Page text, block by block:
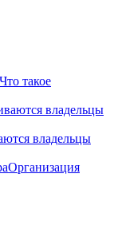
Что такое
владельцы
Организация